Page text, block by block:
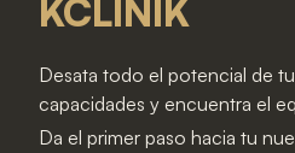
KCLINIK
Desata todo el potencial de
capacidades y encuentra el
Da el primer paso hacia tu